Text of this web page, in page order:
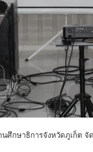
นศึกษาธิการจังหวัดภูเก็ต